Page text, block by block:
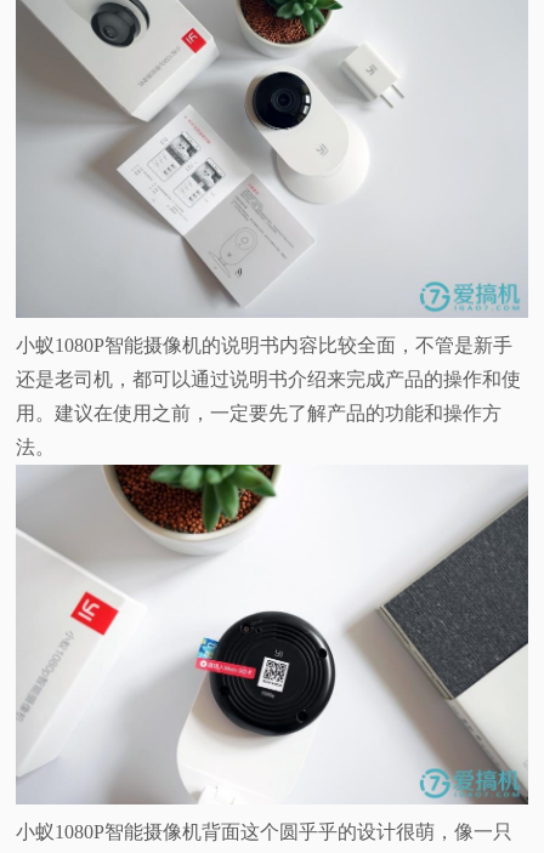
小蚁1080P智能摄像机的说明书内容比较全面，不管是新手
还是老司机，都可以通过说明书介绍来完成产品的操作和使
用。建议在使用之前，一定要先了解产品的功能和操作方
法。
小蚁1080P智能摄像机背面这个圆乎乎的设计很萌，像一只